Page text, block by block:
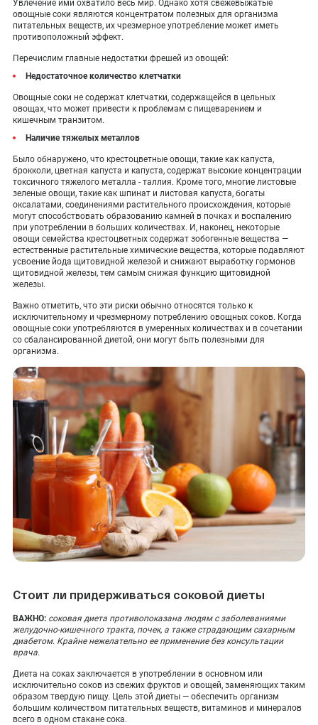
Увлечение ими охватило весь мир. Однако хотя свежевыжатые
овощные соки являются концентратом полезных для организма
питательных веществ, их чрезмерное употребление может иметь
противоположный эффект.
Перечислим главные недостатки фрешей из овощей:
Недостаточное количество клетчатки
Овощные соки не содержат клетчатки, содержащейся в цельных
овощах, что может привести к проблемам с пищеварением и
кишечным транзитом.
Наличие тяжелых металлов
Было обнаружено, что крестоцветные овощи, такие как капуста,
брокколи, цветная капуста и капуста, содержат высокие концентрации
токсичного тяжелого металла - таллия. Кроме того, многие листовые
зеленые овощи, такие как шпинат и листовая капуста, богаты
оксалатами, соединениями растительного происхождения, которые
могут способствовать образованию камней в почках и воспалению
при употреблении в больших количествах. И, наконец, некоторые
овощи семейства крестоцветных содержат зобогенные вещества —
естественные растительные химические вещества, которые подавляют
усвоение йода щитовидной железой и снижают выработку гормонов
щитовидной железы, тем самым снижая функцию щитовидной
железы.
Важно отметить, что эти риски обычно относятся только к
исключительному и чрезмерному потреблению овощных соков. Когда
овощные соки употребляются в умеренных количествах и в сочетании
со сбалансированной диетой, они могут быть полезными для
организма.
Стоит ли придерживаться соковой диеты
ВАЖНО: соковая диета противопоказана людям с заболеваниями
желудочно-кишечного тракта, почек, а также страдающим сахарным
диабетом. Крайне нежелательно ее применение без консультации
врача.
Диета на соках заключается в употреблении в основном или
исключительно соков из свежих фруктов и овощей, заменяющих таким
образом твердую пищу. Цель этой диеты — обеспечить организм
большим количеством питательных веществ, витаминов и минералов
всего в одном стакане сока.